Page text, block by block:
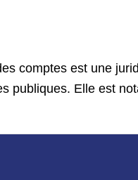
comptes est une
publiques. Elle est